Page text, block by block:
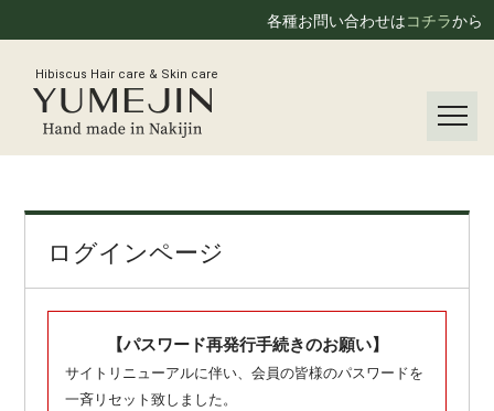
各種お問い合わせはコチラから
Hibiscus Hair care & Skin care
ログインページ
【パスワード再発行手続きのお願い】
サイトリニューアルに伴い、会員の皆様のパスワードを
一斉リセット致しました。